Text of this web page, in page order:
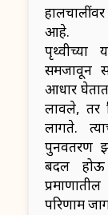
आहे.
पृथ्वीच्या
समजावून
आधार
लावले, तर
लागते.
पुनर्वितरण
बदल
परिणाम